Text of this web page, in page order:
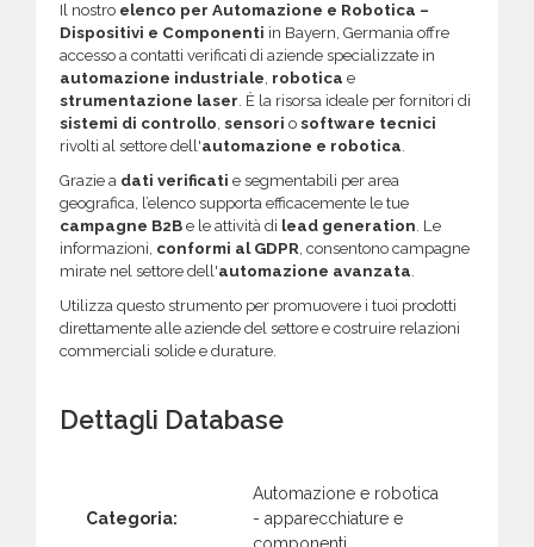
Il nostro elenco per Automazione e Robotica –
Dispositivi e Componenti in Bayern, Germania offre
accesso a contatti verificati di aziende specializzate in
automazione industriale, robotica e
strumentazione laser. È la risorsa ideale per fornitori di
sistemi di controllo, sensori o software tecnici
rivolti al settore dell'automazione e robotica.
Grazie a dati verificati e segmentabili per area
geografica, l’elenco supporta efficacemente le tue
campagne B2B e le attività di lead generation. Le
informazioni, conformi al GDPR, consentono campagne
mirate nel settore dell'automazione avanzata.
Utilizza questo strumento per promuovere i tuoi prodotti
direttamente alle aziende del settore e costruire relazioni
commerciali solide e durature.
Dettagli Database
Categoria:
Automazione e robotica
- apparecchiature e
componenti